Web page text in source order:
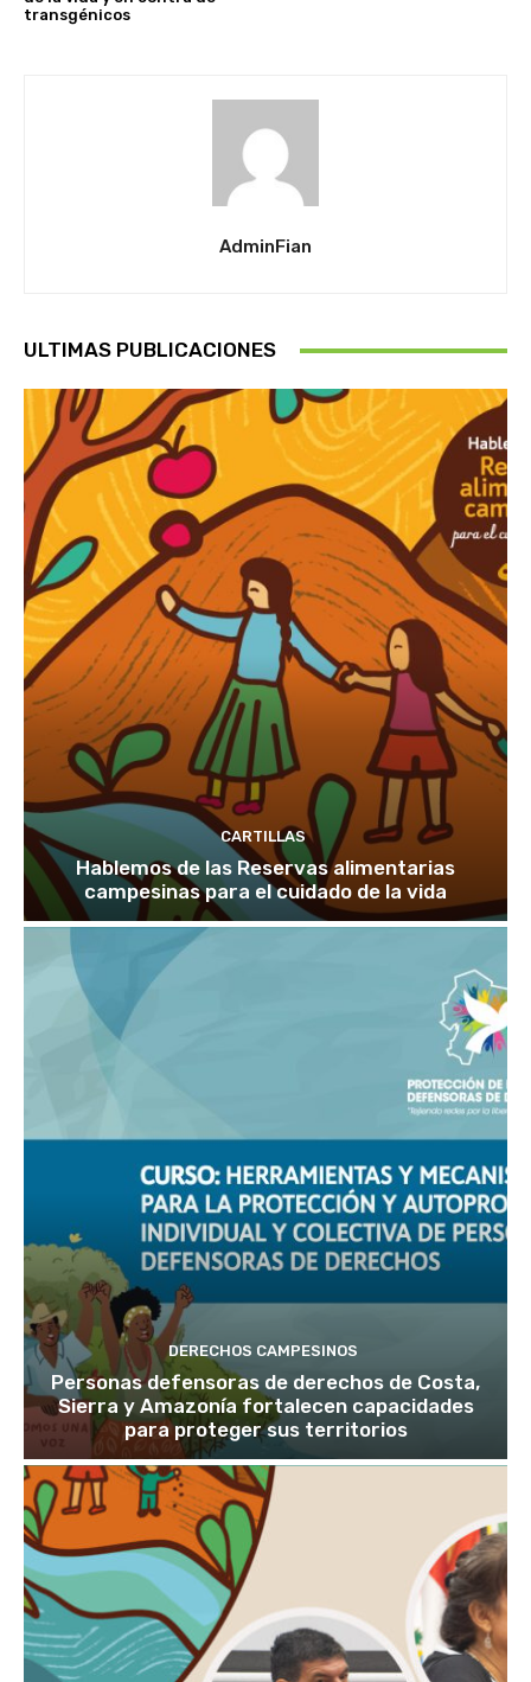
transgénicos
AdminFian
ULTIMAS PUBLICACIONES
CARTILLAS
Hablemos de las Reservas alimentarias
campesinas para el cuidado de la vida
DERECHOS CAMPESINOS
Personas defensoras de derechos de Costa,
Sierra y Amazonía fortalecen capacidades
para proteger sus territorios